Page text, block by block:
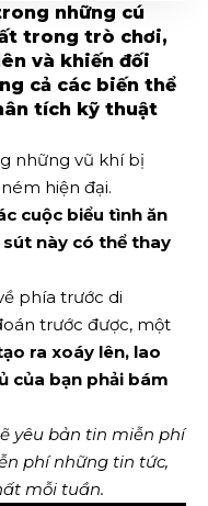
những cú
trong trò chơi,
và khiến đối
cả các biến thể
tích kỹ thuật
những vũ khí bị
hiện đại.
cuộc biểu tình ăn
này có thể thay
phía trước di
trước được, một
ra xoáy lên, lao
của bạn phải bám
yêu bản tin miễn phí
phí những tin tức,
mỗi tuần.